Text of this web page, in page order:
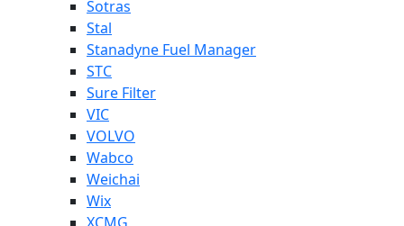
Sotras
Stal
Stanadyne Fuel Manager
STC
Sure Filter
VIC
VOLVO
Wabco
Weichai
Wix